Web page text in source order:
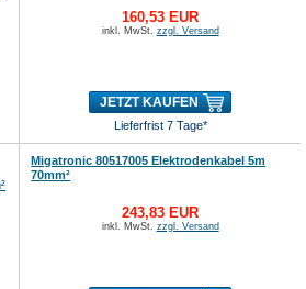
160,53 EUR
inkl. MwSt. zzgl. Versand
JETZT KAUFEN
Lieferfrist 7 Tage*
Migatronic 80517005 Elektrodenkabel 5m
70mm²
243,83 EUR
inkl. MwSt. zzgl. Versand